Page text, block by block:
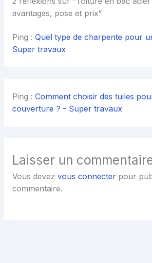
avantages, pose et prix”
Ping : Quel type de charpente pour
Super travaux
Ping : Comment choisir des tuiles
couverture ? - Super travaux
Laisser un
Vous devez vous connecterpour
commentaire.